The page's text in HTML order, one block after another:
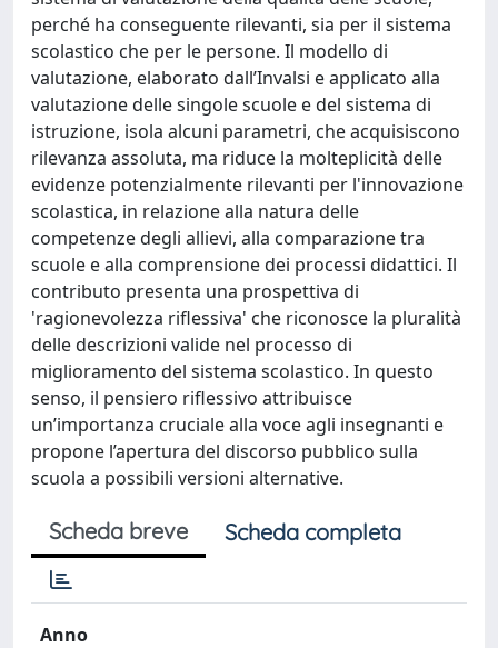
perché ha conseguente rilevanti, sia per il sistema
scolastico che per le persone. Il modello di
valutazione, elaborato dall’Invalsi e applicato alla
valutazione delle singole scuole e del sistema di
istruzione, isola alcuni parametri, che acquisiscono
rilevanza assoluta, ma riduce la molteplicità delle
evidenze potenzialmente rilevanti per l'innovazione
scolastica, in relazione alla natura delle
competenze degli allievi, alla comparazione tra
scuole e alla comprensione dei processi didattici. Il
contributo presenta una prospettiva di
'ragionevolezza riflessiva' che riconosce la pluralità
delle descrizioni valide nel processo di
miglioramento del sistema scolastico. In questo
senso, il pensiero riflessivo attribuisce
un’importanza cruciale alla voce agli insegnanti e
propone l’apertura del discorso pubblico sulla
scuola a possibili versioni alternative.
Scheda breve Scheda completa
Anno